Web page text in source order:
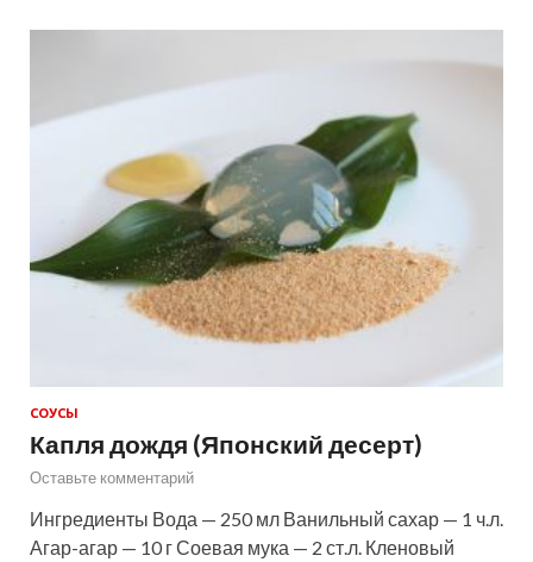
СОУСЫ
Капля дождя (Японский десерт)
Оставьте комментарий
Ингредиенты Вода — 250 мл Ванильный сахар — 1 ч.л.
Агар-агар — 10 г Соевая мука — 2 ст.л. Кленовый